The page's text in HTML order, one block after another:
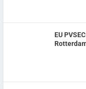
EU